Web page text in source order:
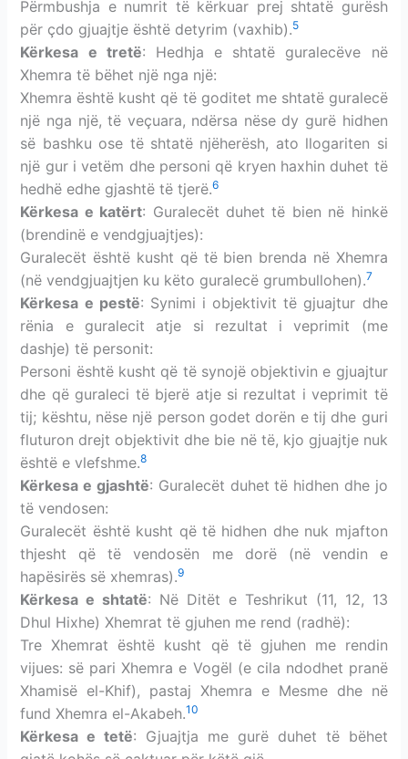
Përmbushja e numrit të kërkuar prej shtatë gurësh
për çdo gjuajtje është detyrim (vaxhib).5
Kërkesa e tretë: Hedhja e shtatë guralecëve në
Xhemra të bëhet një nga një:
Xhemra është kusht që të goditet me shtatë guralecë
një nga një, të veçuara, ndërsa nëse dy gurë hidhen
së bashku ose të shtatë njëherësh, ato llogariten si
një gur i vetëm dhe personi që kryen haxhin duhet të
hedhë edhe gjashtë të tjerë.6
Kërkesa e katërt: Guralecët duhet të bien në hinkë
(brendinë e vendgjuajtjes):
Guralecët është kusht që të bien brenda në Xhemra
(në vendgjuajtjen ku këto guralecë grumbullohen).7
Kërkesa e pestë: Synimi i objektivit të gjuajtur dhe
rënia e guralecit atje si rezultat i veprimit (me
dashje) të personit:
Personi është kusht që të synojë objektivin e gjuajtur
dhe që guraleci të bjerë atje si rezultat i veprimit të
tij; kështu, nëse një person godet dorën e tij dhe guri
fluturon drejt objektivit dhe bie në të, kjo gjuajtje nuk
është e vlefshme.8
Kërkesa e gjashtë: Guralecët duhet të hidhen dhe jo
të vendosen:
Guralecët është kusht që të hidhen dhe nuk mjafton
thjesht që të vendosën me dorë (në vendin e
hapësirës së xhemras).9
Kërkesa e shtatë: Në Ditët e Teshrikut (11, 12, 13
Dhul Hixhe) Xhemrat të gjuhen me rend (radhë):
Tre Xhemrat është kusht që të gjuhen me rendin
vijues: së pari Xhemra e Vogël (e cila ndodhet pranë
Xhamisë el-Khif), pastaj Xhemra e Mesme dhe në
fund Xhemra el-Akabeh.10
Kërkesa e tetë: Gjuajtja me gurë duhet të bëhet